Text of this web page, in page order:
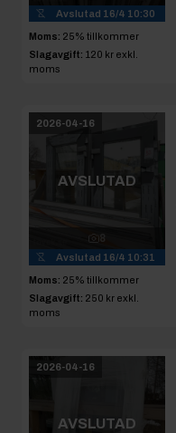
Avslutad 16/4 10:30
Moms: 25% tillkommer
Slagavgift: 120 kr exkl.
moms
2026-04-16
AVSLUTAD
8
Avslutad 16/4 10:31
Moms: 25% tillkommer
Slagavgift: 250 kr exkl.
moms
2026-04-16
AVSLUTAD